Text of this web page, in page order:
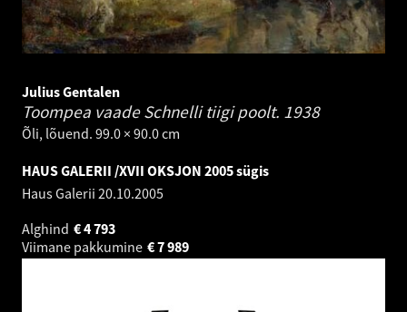
Julius Gentalen
Toompea vaade Schnelli tiigi poolt. 1938
Õli, lõuend. 99.0 × 90.0 cm
HAUS GALERII /XVII OKSJON 2005 sügis
Haus Galerii 20.10.2005
Alghind
4 793
€
Viimane pakkumine
7 989
€